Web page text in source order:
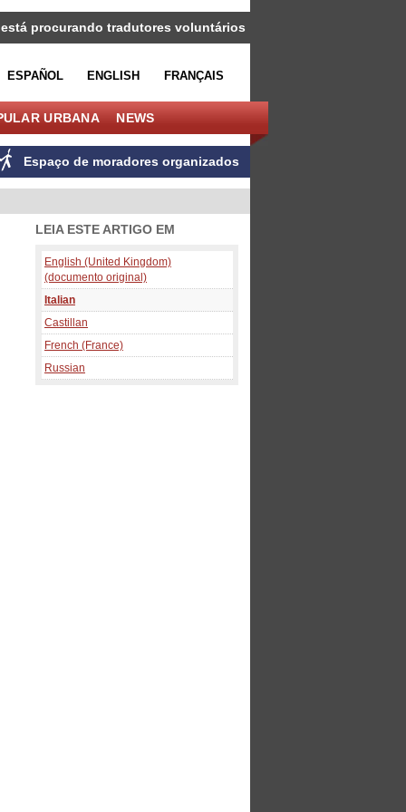
está procurando tradutores voluntários
ESPAÑOL ENGLISH FRANÇAIS
URBANA NEWS
Espaço de moradores organizados
LEIA ESTE ARTIGO EM
English (United Kingdom)
(documento original)
Italian
Castillan
French (France)
Russian